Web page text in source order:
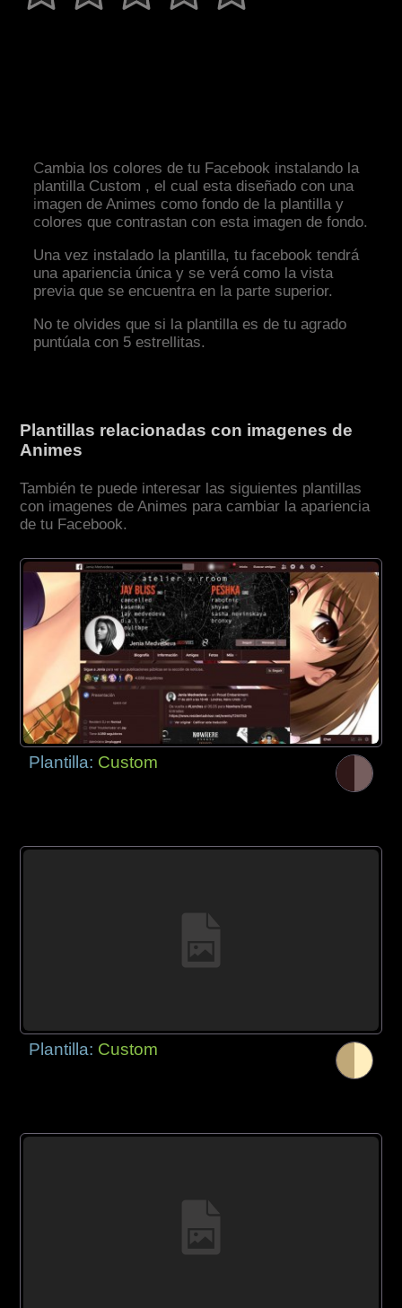
Cambia los colores de tu Facebook instalando la
plantilla Custom , el cual esta diseñado con una
imagen de Animes como fondo de la plantilla y
colores que contrastan con esta imagen de fondo.
Una vez instalado la plantilla, tu facebook tendrá
una apariencia única y se verá como la vista
previa que se encuentra en la parte superior.
No te olvides que si la plantilla es de tu agrado
puntúala con 5 estrellitas.
Plantillas relacionadas con imagenes de
Animes
También te puede interesar las siguientes plantillas
con imagenes de Animes para cambiar la apariencia
de tu Facebook.
Plantilla: Custom
Plantilla: Custom